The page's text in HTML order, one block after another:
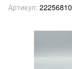
Артикул: